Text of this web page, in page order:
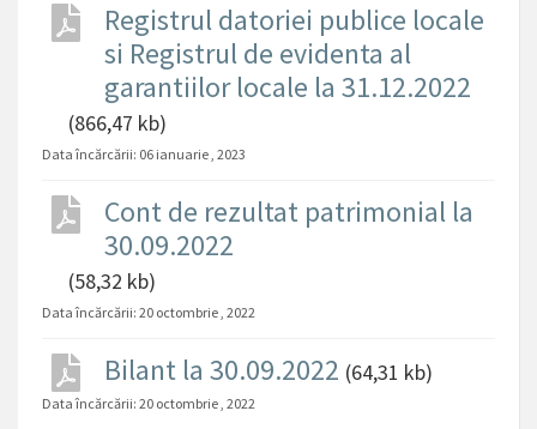
Registrul datoriei publice locale
si Registrul de evidenta al
garantiilor locale la 31.12.2022
(866,47 kb)
Data încărcării: 06 ianuarie , 2023
Cont de rezultat patrimonial la
30.09.2022
(58,32 kb)
Data încărcării: 20 octombrie , 2022
Bilant la 30.09.2022 (64,31 kb)
Data încărcării: 20 octombrie , 2022